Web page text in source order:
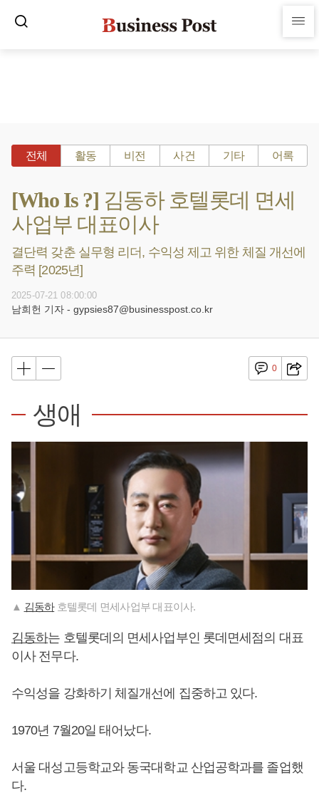
전체 활동 비전 사건 기타 어록
[Who Is ?] 김동하 호텔롯데 면세
사업부 대표이사
결단력 갖춘 실무형 리더, 수익성 제고 위한 체질 개선에
주력 [2025년]
2025-07-21 08:00:00
남희헌 기자 - gypsies87@businesspost.co.kr
0
생애
▲ 김동하호텔롯데 면세사업부 대표이사.
김동하는 호텔롯데의 면세사업부인 롯데면세점의 대표
이사 전무다.
수익성을 강화하기 체질개선에 집중하고 있다.
1970년 7월20일 태어났다.
서울 대성고등학교와 동국대학교 산업공학과를 졸업했
다.